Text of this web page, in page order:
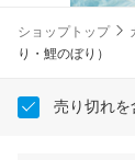
ショップトップ
り・鯉のぼり）
売り切れを